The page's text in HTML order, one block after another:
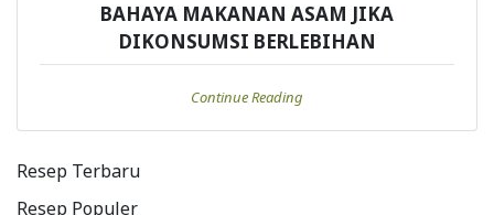
BAHAYA MAKANAN ASAM JIKA
DIKONSUMSI BERLEBIHAN
Continue Reading
Resep Terbaru
Resep Populer